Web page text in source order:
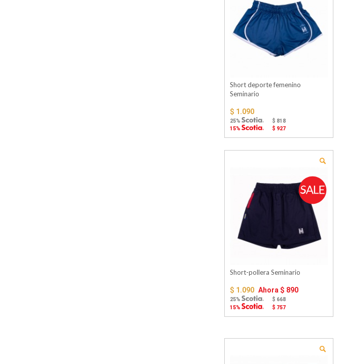
Short deporte femenino
Seminario
$ 1.090
25%
$ 818
15%
$ 927
Short-pollera Seminario
$ 1.090 Ahora $ 890
25%
$ 668
15%
$ 757